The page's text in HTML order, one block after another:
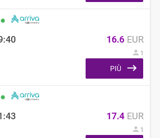
16.6 EUR
1
PIÙ
17.4 EUR
1